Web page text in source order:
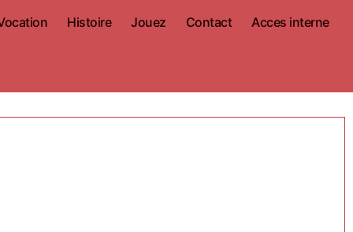
Histoire Jouez Contact Acces interne